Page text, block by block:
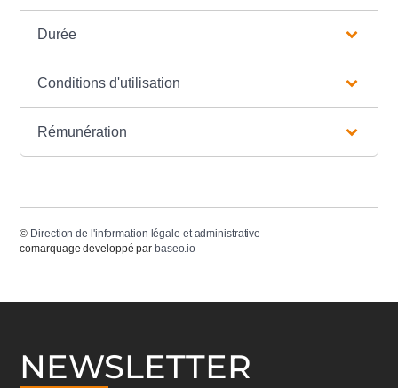
Durée
Conditions d'utilisation
Rémunération
© Direction de l'information légale et administrative
comarquage developpé par baseo.io
NEWSLETTER